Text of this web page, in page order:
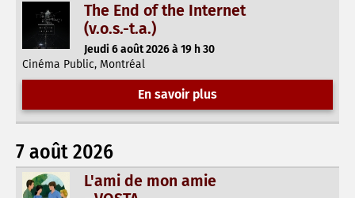
The End of the Internet
(v.o.s.-t.a.)
Jeudi 6 août 2026 à 19 h 30
Cinéma Public, Montréal
En savoir plus
7 août 2026
L'ami de mon amie